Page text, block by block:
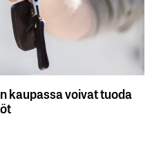
kaupassa voivat tuoda